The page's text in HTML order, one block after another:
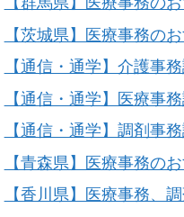
【茨城県】医療事務の
【通信・通学】介護事
【通信・通学】医療事
【通信・通学】調剤事
【青森県】医療事務の
【香川県】医療事務、